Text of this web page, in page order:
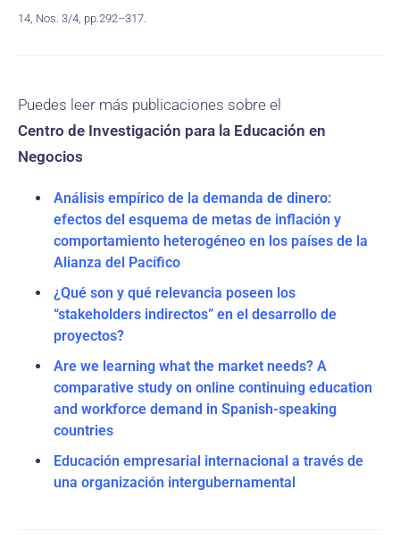
14, Nos. 3/4, pp.292–317.
Puedes leer más publicaciones sobre el
Centro de Investigación para la Educación en
Negocios
Análisis empírico de la demanda de dinero:
efectos del esquema de metas de inflación y
comportamiento heterogéneo en los países de la
Alianza del Pacífico
¿Qué son y qué relevancia poseen los
“stakeholders indirectos” en el desarrollo de
proyectos?
Are we learning what the market needs? A
comparative study on online continuing education
and workforce demand in Spanish-speaking
countries
Educación empresarial internacional a través de
una organización intergubernamental